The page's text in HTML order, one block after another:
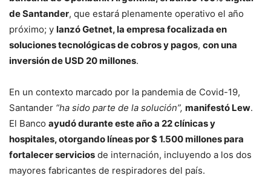
de Santander, que estará plenamente operativo el año
próximo; y lanzó Getnet, la empresa focalizada en
soluciones tecnológicas de cobros y pagos, con una
inversión de USD 20 millones.
En un contexto marcado por la pandemia de Covid-19,
Santander “ha sido parte de la solución”, manifestó Lew.
El Banco ayudó durante este año a 22 clínicas y
hospitales, otorgando líneas por $ 1.500 millones para
fortalecer servicios de internación, incluyendo a los dos
mayores fabricantes de respiradores del país.